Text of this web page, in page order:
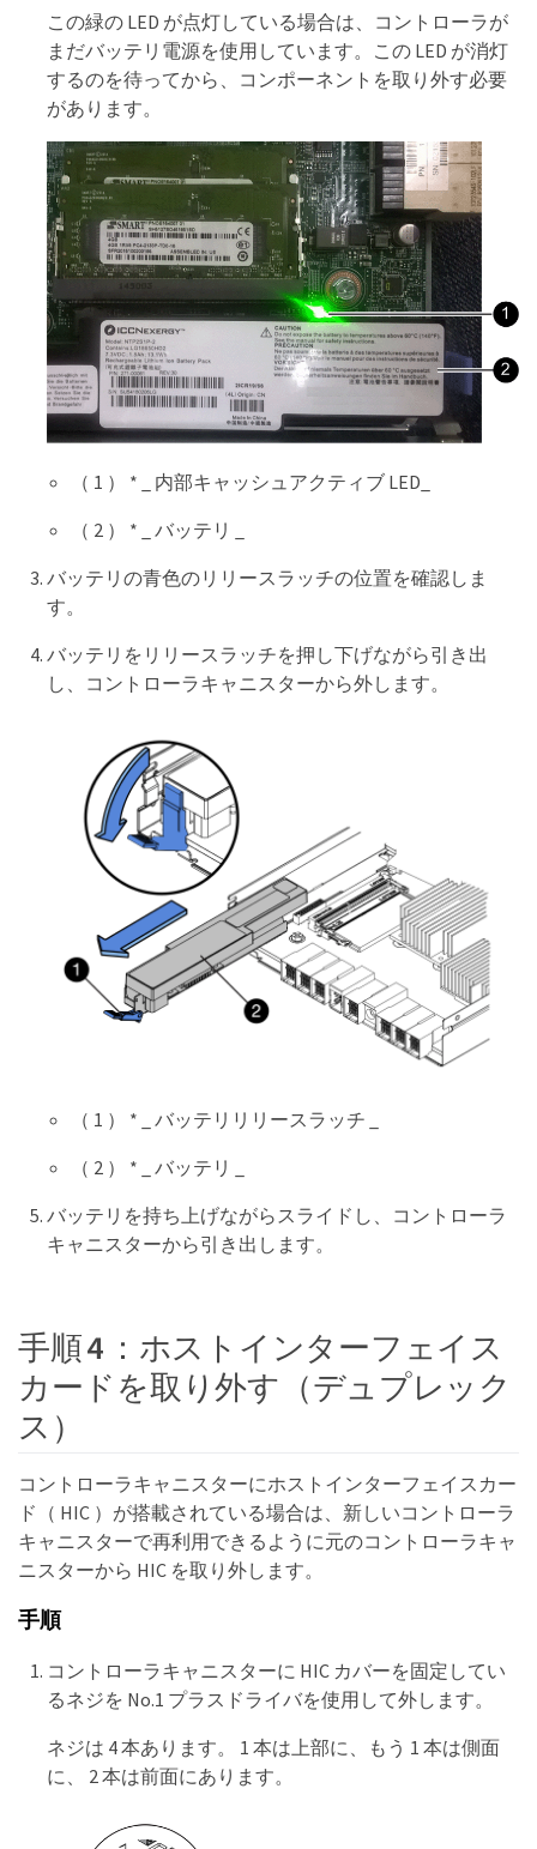
この緑の LED が点灯している場合は、コントローラが
まだバッテリ電源を使用しています。この LED が消灯
するのを待ってから、コンポーネントを取り外す必要
があります。
（ 1 ） * _ 内部キャッシュアクティブ LED_
（ 2 ） * _ バッテリ _
バッテリの青色のリリースラッチの位置を確認しま
す。
バッテリをリリースラッチを押し下げながら引き出
し、コントローラキャニスターから外します。
（ 1 ） * _ バッテリリリースラッチ _
（ 2 ） * _ バッテリ _
バッテリを持ち上げながらスライドし、コントローラ
キャニスターから引き出します。
手順 4 ：ホストインターフェイス
カードを取り外す（デュプレック
ス）
コントローラキャニスターにホストインターフェイスカー
ド（ HIC ）が搭載されている場合は、新しいコントローラ
キャニスターで再利用できるように元のコントローラキャ
ニスターから HIC を取り外します。
手順
コントローラキャニスターに HIC カバーを固定してい
るネジを No.1 プラスドライバを使用して外します。
ネジは 4 本あります。 1 本は上部に、もう 1 本は側面
に、 2 本は前面にあります。